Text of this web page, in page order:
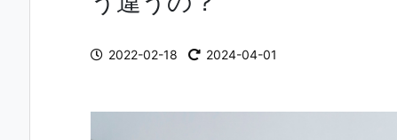
2022-02-18 2024-04-01